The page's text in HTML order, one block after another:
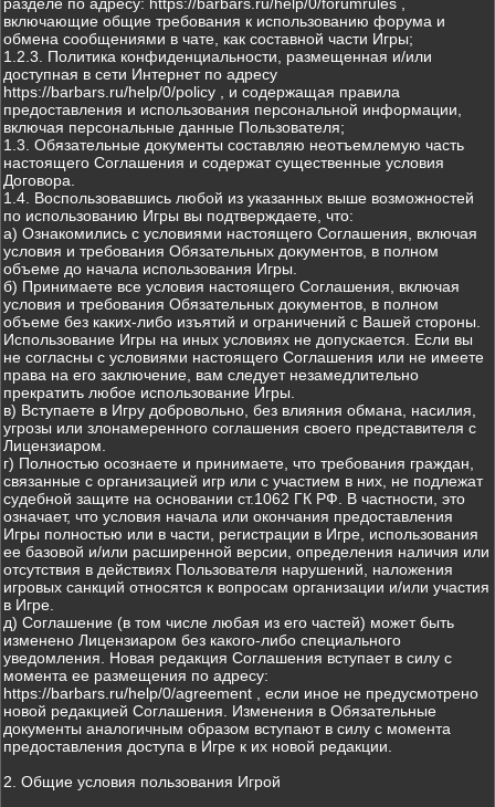
включающие общие требования к использованию форума и
обмена сообщениями в чате, как составной части Игры;
1.2.3. Политика конфиденциальности, размещенная и/или
доступная в сети Интернет по адресу
https://barbars.ru/help/0/policy , и содержащая правила
предоставления и использования персональной информации,
включая персональные данные Пользователя;
1.3. Обязательные документы составляю неотъемлемую часть
настоящего Соглашения и содержат существенные условия
Договора.
1.4. Воспользовавшись любой из указанных выше возможностей
по использованию Игры вы подтверждаете, что:
а) Ознакомились с условиями настоящего Соглашения, включая
условия и требования Обязательных документов, в полном
объеме до начала использования Игры.
б) Принимаете все условия настоящего Соглашения, включая
условия и требования Обязательных документов, в полном
объеме без каких-либо изъятий и ограничений с Вашей стороны.
Использование Игры на иных условиях не допускается. Если вы
не согласны с условиями настоящего Соглашения или не имеете
права на его заключение, вам следует незамедлительно
прекратить любое использование Игры.
в) Вступаете в Игру добровольно, без влияния обмана, насилия,
угрозы или злонамеренного соглашения своего представителя с
Лицензиаром.
г) Полностью осознаете и принимаете, что требования граждан,
связанные с организацией игр или с участием в них, не подлежат
судебной защите на основании ст.1062 ГК РФ. В частности, это
означает, что условия начала или окончания предоставления
Игры полностью или в части, регистрации в Игре, использования
ее базовой и/или расширенной версии, определения наличия или
отсутствия в действиях Пользователя нарушений, наложения
игровых санкций относятся к вопросам организации и/или участия
в Игре.
д) Соглашение (в том числе любая из его частей) может быть
изменено Лицензиаром без какого-либо специального
уведомления. Новая редакция Соглашения вступает в силу с
момента ее размещения по адресу:
https://barbars.ru/help/0/agreement , если иное не предусмотрено
новой редакцией Соглашения. Изменения в Обязательные
документы аналогичным образом вступают в силу с момента
предоставления доступа в Игре к их новой редакции.
2. Общие условия пользования Игрой